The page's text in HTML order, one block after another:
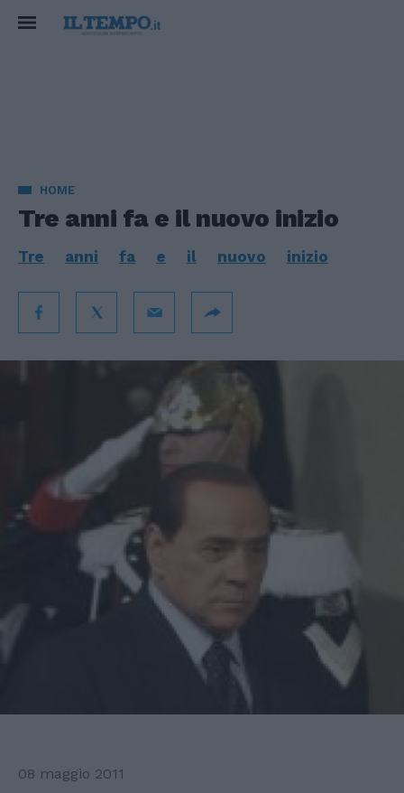
HOME
Tre anni fa e il nuovo inizio
Tre anni fa e il nuovo inizio
08 maggio 2011